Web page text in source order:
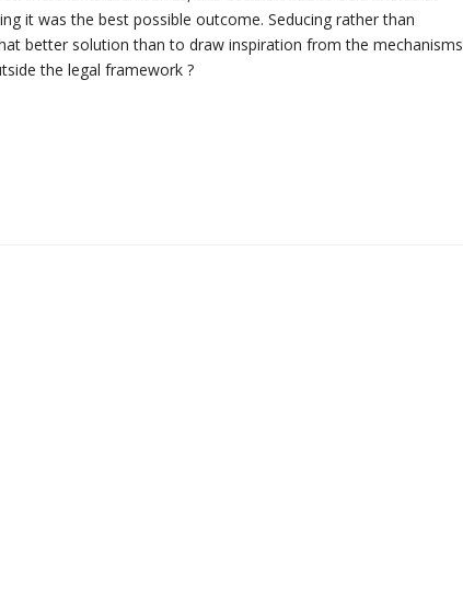
it was the best possible outcome. Seducing rather than
better solution than to draw inspiration from the mechanisms
the legal framework ?